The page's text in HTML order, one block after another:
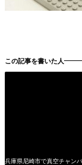
この記事を書いた人
兵庫県尼崎市で真空チャン